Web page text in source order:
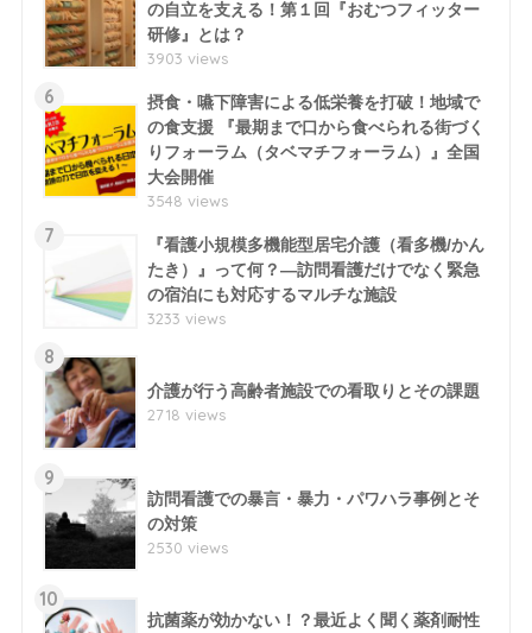
の自立を支える！第１回『おむつフィッター
研修』とは？
3903 views
6
摂食・嚥下障害による低栄養を打破！地域で
の食支援 『最期まで口から食べられる街づく
りフォーラム（タベマチフォーラム）』全国
大会開催
3548 views
7
『看護小規模多機能型居宅介護（看多機/かん
たき）』って何？―訪問看護だけでなく緊急
の宿泊にも対応するマルチな施設
3233 views
8
介護が行う高齢者施設での看取りとその課題
2718 views
9
訪問看護での暴言・暴力・パワハラ事例とそ
の対策
2530 views
10
抗菌薬が効かない！？最近よく聞く薬剤耐性